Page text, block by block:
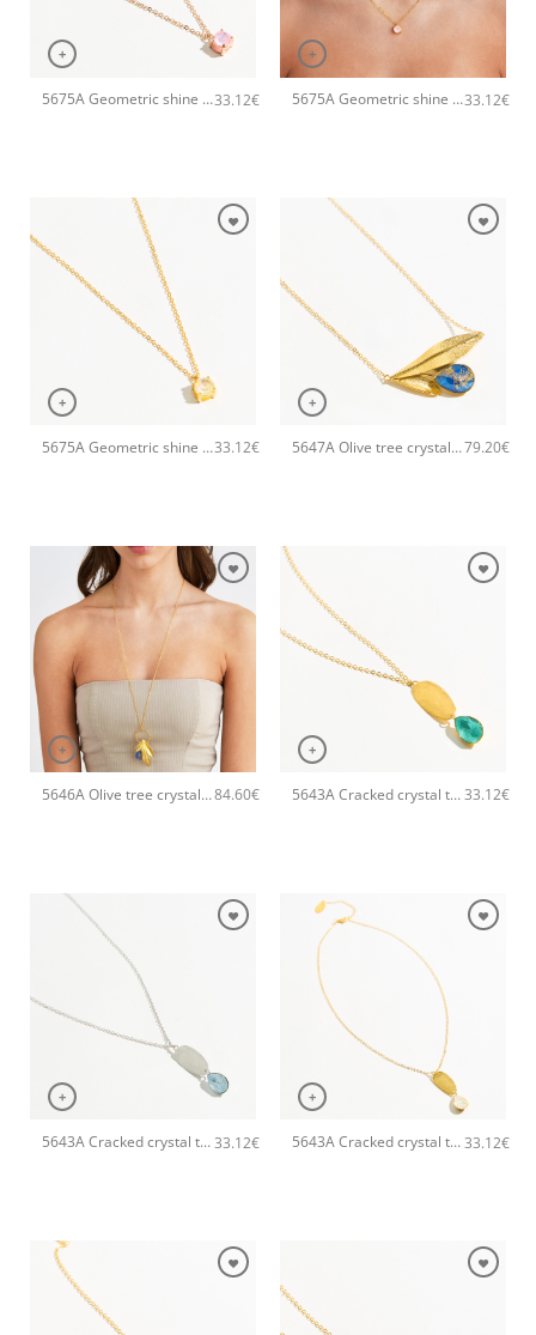
+
5675A Geometric shine small pendant χειροποίητο κολιέ Catherine bijoux Ροζ33.12€
+
5675A Geometric shine small pendant χειροποίητο κολιέ Catherine bijoux Πορτοκαλί33.12€
+
5675A Geometric shine small pendant χειροποίητο κολιέ Catherine bijoux Κίτρινο33.12€
+
5647A Olive tree crystal χειροποίητο κολιέ Catherine bijoux Μπλε79.20€
+
5646A Olive tree crystal long pendant χειροποίητο κολιέ Catherine bijoux Μπλε84.60€
+
5643A Cracked crystal tear pendant χειροποίητο κολιέ Catherine bijoux Τυρκουάζ33.12€
+
5643A Cracked crystal tear pendant χειροποίητο κολιέ Catherine bijoux Σιέλ33.12€
+
5643A Cracked crystal tear pendant χειροποίητο κολιέ Catherine bijoux Άσπρο33.12€